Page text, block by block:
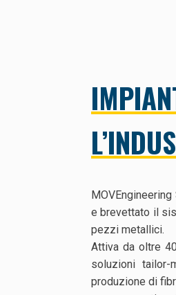
e brevettato il
pezzi metallici.
Attiva da oltre
soluzioni
produzione di